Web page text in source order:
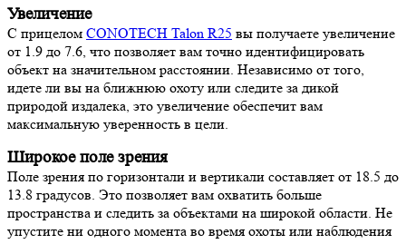
Увеличение
С прицелом CONOTECH Talon R25 вы получаете увеличение
от 1.9 до 7.6, что позволяет вам точно идентифицировать
объект на значительном расстоянии. Независимо от того,
идете ли вы на ближнюю охоту или следите за дикой
природой издалека, это увеличение обеспечит вам
максимальную уверенность в цели.
Широкое поле зрения
Поле зрения по горизонтали и вертикали составляет от 18.5 до
13.8 градусов. Это позволяет вам охватить больше
пространства и следить за объектами на широкой области. Не
упустите ни одного момента во время охоты или наблюдения